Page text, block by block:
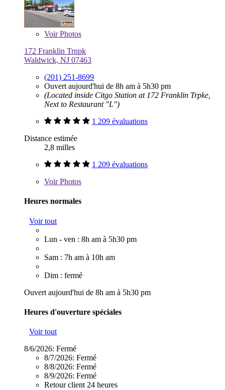
VoirPhotos
172 Franklin Trnpk
Waldwick, NJ 07463
(201) 251-8699
Ouvert aujourd'hui de 8h am à 5h30 pm
(Located inside Citgo Station at 172 Franklin Trpke,
Next to Restaurant "L")
1 209 évaluations
Distance estimée
2,8 milles
1 209 évaluations
VoirPhotos
Heures normales
Voir tout
Lun - ven : 8h am à 5h30 pm
Sam : 7h am à 10h am
Dim : fermé
Ouvert aujourd'hui de 8h am à 5h30 pm
Heures d'ouverture spéciales
Voir tout
8/6/2026: Fermé
8/7/2026: Fermé
8/8/2026: Fermé
8/9/2026: Fermé
Retour client 24 heures